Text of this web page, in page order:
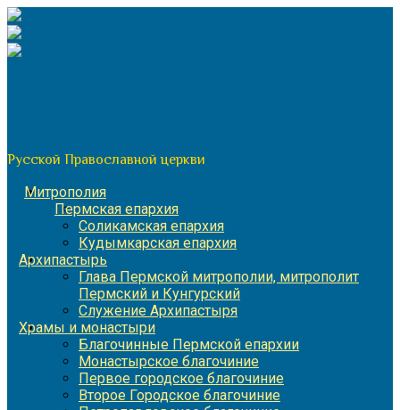
Перейти
к
содержимому
Русской Православной церкви
Митрополия
Пермская епархия
Соликамская епархия
Кудымкарская епархия
Архипастырь
Глава Пермской митрополии, митрополит
Пермский и Кунгурский
Служение Архипастыря
Храмы и монастыри
Благочинные Пермской епархии
Монастырское благочиние
Первое городское благочиние
Второе Городское благочиние